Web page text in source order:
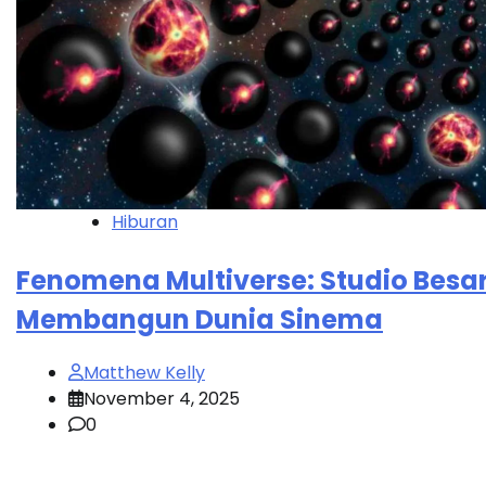
Hiburan
Fenomena Multiverse: Studio
Membangun Dunia Sinema
Matthew Kelly
November 4, 2025
0